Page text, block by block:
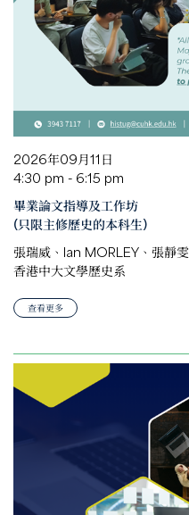
2026年09月11日
4:30 pm - 6:15 pm
畢業論文指導及工作坊
(只限主修歷史的本科生)
張瑞威、Ian MORLEY、張靜雯
香港中大文學歷史系
查看更多